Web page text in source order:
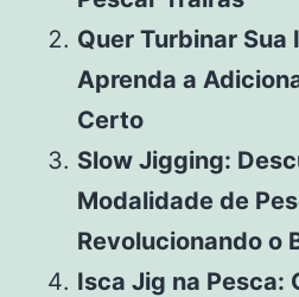
Quer Turbinar Sua
Aprenda a
Certo
Slow Jigging:
Modalidade de
Revolucionando o
Isca Jig na Pesca: